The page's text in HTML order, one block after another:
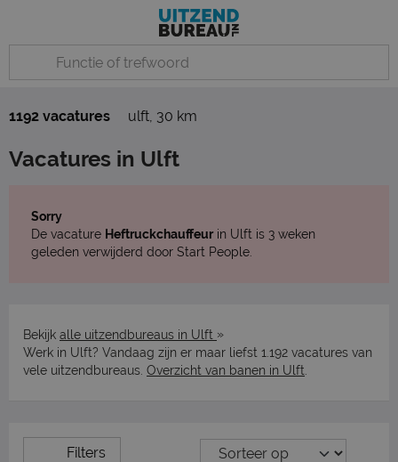
1192 vacatures ulft, 30 km
Vacatures in Ulft
Sorry
De vacature Heftruckchauffeurin Ulft is 3 weken
geleden verwijderd door Start People.
Bekijk alle uitzendbureaus in Ulft »
Werk in Ulft? Vandaag zijn er maar liefst 1.192 vacatures van
vele uitzendbureaus. Overzicht van banen in Ulft
Filters